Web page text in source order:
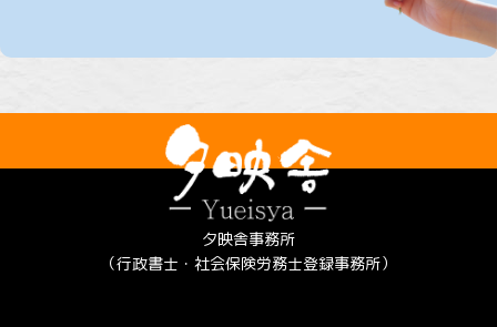
夕映舎事務所
（行政書士・社会保険労務士登録事務所）